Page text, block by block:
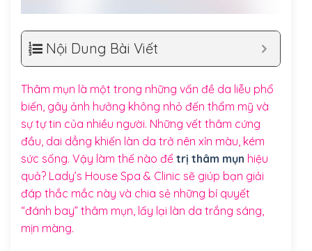
Nội Dung Bài Viết
Thâm mụn là một trong những vấn đề da liễu phổ
biến, gây ảnh hưởng không nhỏ đến thẩm mỹ và
sự tự tin của nhiều người. Những vết thâm cứng
đầu, dai dẳng khiến làn da trở nên xỉn màu, kém
sức sống. Vậy làm thế nào để trị thâm mụn hiệu
quả? Lady’s House Spa & Clinic sẽ giúp bạn giải
đáp thắc mắc này và chia sẻ những bí quyết
“đánh bay” thâm mụn, lấy lại làn da trắng sáng,
mịn màng.